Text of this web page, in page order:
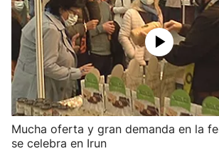
Mucha oferta y gran demanda en la
se celebra en Irun